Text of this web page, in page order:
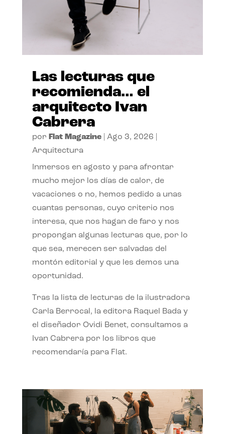
Las lecturas que
recomienda… el
arquitecto Ivan
Cabrera
por Flat Magazine| Ago 3, 2026
Arquitectura
Inmersos en agosto y para afrontar
mucho mejor los días de calor, de
vacaciones o no, hemos pedido a unas
cuantas personas, cuyo criterio nos
interesa, que nos hagan de faro y nos
propongan algunas lecturas que, por lo
que sea, merecen ser salvadas del
montón editorial y que les demos una
oportunidad.
Tras la lista de lecturas de la ilustradora
Carla Berrocal, la editora Raquel Bada y
el diseñador Ovidi Benet, consultamos a
Ivan Cabrera por los libros que
recomendaría para Flat.